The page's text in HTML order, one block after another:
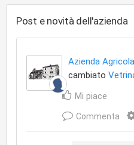
Post e novità dell'azienda
Azienda
cambiato
Mi piace
Commenta